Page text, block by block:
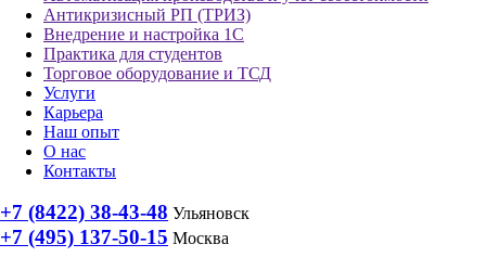
Антикризисный РП (ТРИЗ)
Внедрение и настройка 1С
Практика для студентов
Торговое оборудование и ТСД
Услуги
Карьера
Наш опыт
О нас
Контакты
+7 (8422) 38-43-48 Ульяновск
+7 (495) 137-50-15 Москва